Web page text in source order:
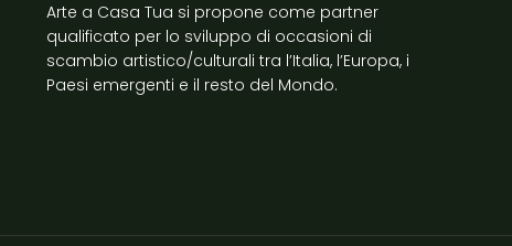
Arte a Casa Tua si propone come partner
qualificato per lo sviluppo di occasioni di
scambio artistico/culturali tra l’Italia, l’Europa, i
Paesi emergenti e il resto del Mondo.